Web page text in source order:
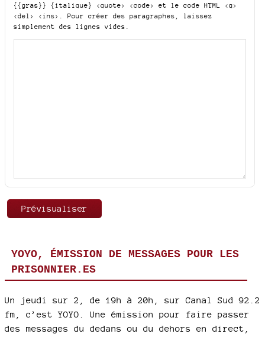
{{gras}} {italique} <quote> <code>
et le code HTML <q>
<del> <ins>
. Pour créer des paragraphes, laissez
simplement des lignes vides.
YOYO, ÉMISSION DE MESSAGES POUR LES
PRISONNIER.ES
Un jeudi sur 2, de 19h à 20h, sur Canal Sud 92.2
fm, c’est YOYO. Une émission pour faire passer
des messages du dedans ou du dehors en direct,